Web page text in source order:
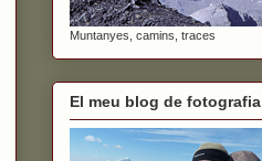
Muntanyes, camins, traces
El meu blog de fotografia